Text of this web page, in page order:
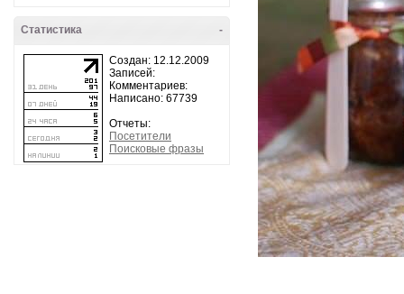
-
Статистика
Создан: 12.12.2009
Записей:
Комментариев:
Написано: 67739
Отчеты:
Посетители
Поисковые фразы